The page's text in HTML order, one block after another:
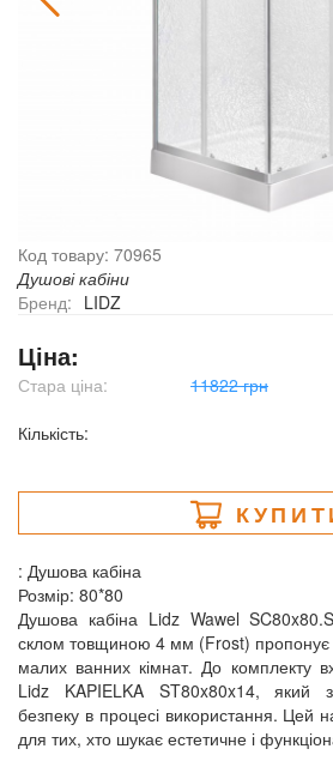
Код товару: 70965
Душові кабіни
Бренд: LIDZ
Ціна:
Стара ціна:
11822 грн
Кількість:
: Душова кабіна
Розмір: 80*80
Душова кабіна Lidz Wawel
склом товщиною 4 мм (Frost) пропонує
малих ванних кімнат. До комплекту
Lidz KAPIELKA ST80x80x14, який
безпеку в процесі використання. Цей
для тих, хто шукає естетичне і